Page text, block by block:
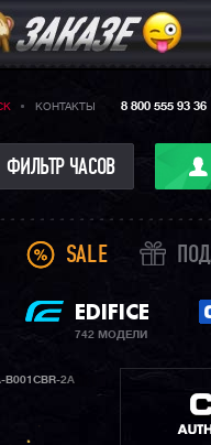
КОНТАКТЫ 8 800 555 93 36
ФИЛЬТР ЧАСОВ
SALE
EDIFICE
742 МОДЕЛИ
B001CBR-2A